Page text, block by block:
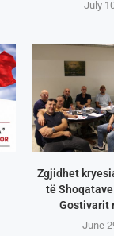
July
Zgjidhet
të
Gostivarit
June